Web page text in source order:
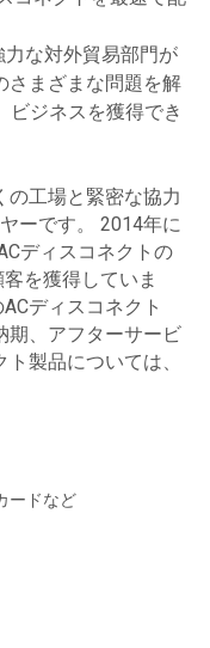
力な対外貿易部門が
さまざまな問題を解
ビジネスを獲得でき
の工場と緊密な協力
ーです。 2014年に
ディスコネクトの
を獲得していま
ディスコネクト
期、アフターサービ
製品については、
ードなど